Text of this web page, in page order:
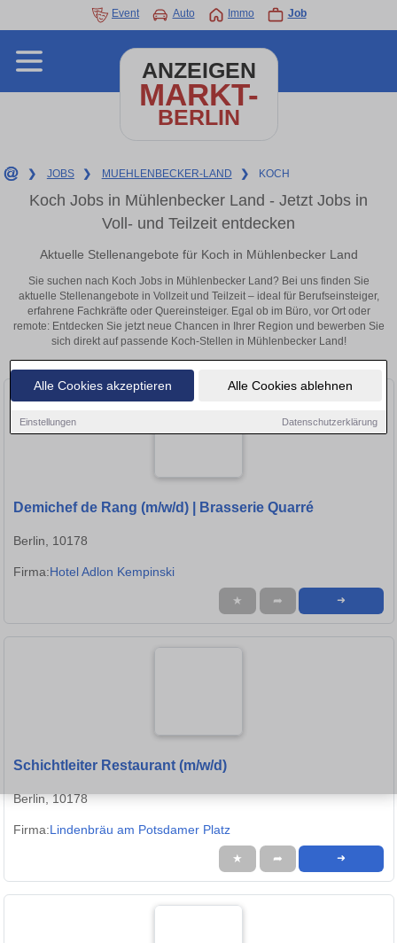
Alle Cookies akzeptieren Alle Cookies ablehnen
Einstellungen Datenschutzerklärung
Event Auto Immo Job
ANZEIGEN
MARKT-
BERLIN
❯ JOBS ❯ MUEHLENBECKER-LAND ❯ KOCH
Koch Jobs in Mühlenbecker Land - Jetzt Jobs in
Voll- und Teilzeit entdecken
Aktuelle Stellenangebote für Koch in Mühlenbecker Land
Sie suchen nach Koch Jobs in Mühlenbecker Land? Bei uns finden Sie
aktuelle Stellenangebote in Vollzeit und Teilzeit – ideal für Berufseinsteiger,
erfahrene Fachkräfte oder Quereinsteiger. Egal ob im Büro, vor Ort oder
remote: Entdecken Sie jetzt neue Chancen in Ihrer Region und bewerben Sie
sich direkt auf passende Koch-Stellen in Mühlenbecker Land!
Demichef de Rang (m/w/d) | Brasserie Quarré
Berlin, 10178
Firma:Hotel Adlon Kempinski
★ ➦ ➜
Schichtleiter Restaurant (m/w/d)
Berlin, 10178
Firma:Lindenbräu am Potsdamer Platz
★ ➦ ➜